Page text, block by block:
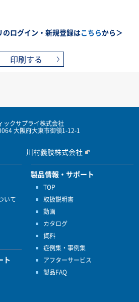
ログイン・新規登録はこちらから＞
印刷する
ックサプライ株式会社
大阪府大東市御領1-12-1
川村義肢株式会社
いて
ト
製品情報・サポート
TOP
取扱説明書
動画
カタログ
資料
症例集・事例集
アフターサービス
製品FAQ